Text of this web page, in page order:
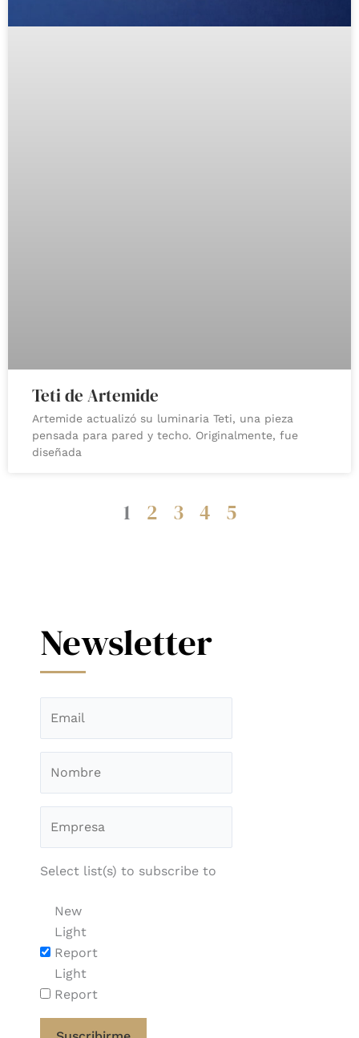
Teti de Artemide
Artemide actualizó su luminaria Teti, una pieza
pensada para pared y techo. Originalmente, fue
diseñada
1 2 3 4 5
Newsletter
Select list(s) to subscribe to
New
Light
Report
Light
Report